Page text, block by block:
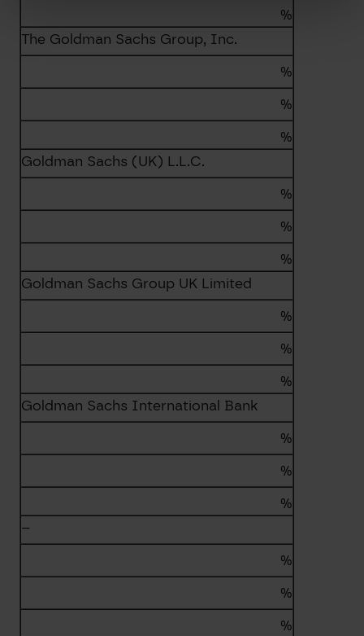
%
The Goldman Sachs Group, Inc.
%
%
%
Goldman Sachs (UK) L.L.C.
%
%
%
Goldman Sachs Group UK Limited
%
%
%
Goldman Sachs International Bank
%
%
%
–
%
%
%